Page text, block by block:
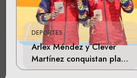
DEPORTES
Arlex Méndez y Clever
Martínez conquistan plata
en Juegos